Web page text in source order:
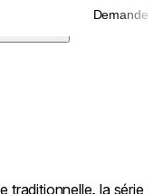
Demande
traditionnelle, la série